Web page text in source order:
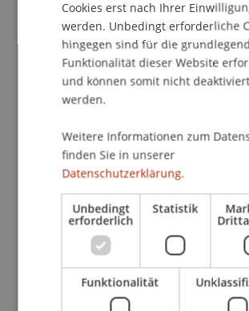
Senior Consultant - IPO & Capital
Services | M&A Transaction
Serena Keller
Bachelor Architektur | Abschluss
Responsive Design |
Mitarbeiterin Forschungsprojekt
'ASCEND'
Stephan Niemann
Master Wirtschaftsinformatik |
Platform and BG Advisory Manager
Marisela Romero
Master Architecture | Abschluss
Cookies erst nach Ihrer
werden. Unbedingt erforderliche
hingegen sind für die
Funktionalität dieser Website
und können somit nicht
werden.
Weitere Informationen zum
finden Sie in unserer
Datenschutzerklärung.
Unbedingt
erforderlich
Statistik
Funktionalität